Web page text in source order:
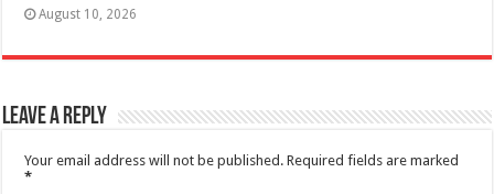
August 10, 2026
Leave a Reply
Your email address will not be published. Required fields are marked
*